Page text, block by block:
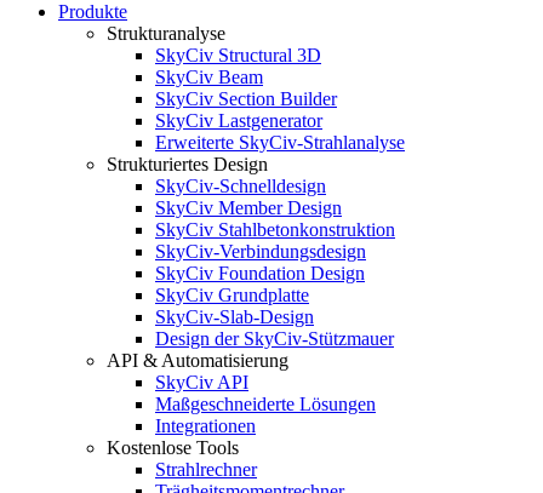
Produkte
Strukturanalyse
SkyCiv Structural 3D
SkyCiv Beam
SkyCiv Section Builder
SkyCiv Lastgenerator
Erweiterte SkyCiv-Strahlanalyse
Strukturiertes Design
SkyCiv-Schnelldesign
SkyCiv Member Design
SkyCiv Stahlbetonkonstruktion
SkyCiv-Verbindungsdesign
SkyCiv Foundation Design
SkyCiv Grundplatte
SkyCiv-Slab-Design
Design der SkyCiv-Stützmauer
API & Automatisierung
SkyCiv API
Maßgeschneiderte Lösungen
Integrationen
Kostenlose Tools
Strahlrechner